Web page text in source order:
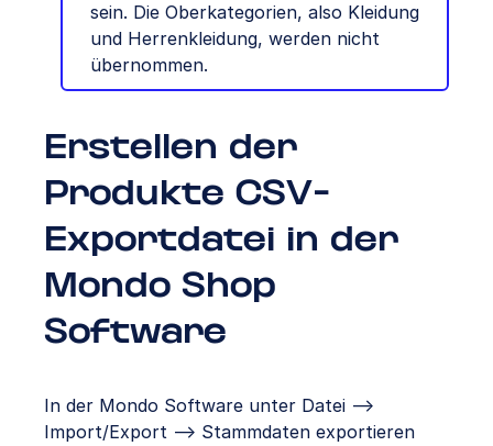
sein. Die Oberkategorien, also Kleidung
und Herrenkleidung, werden nicht
übernommen.
Erstellen der
Produkte CSV-
Exportdatei in der
Mondo Shop
Software
In der Mondo Software unter Datei –>
Import/Export –> Stammdaten exportieren